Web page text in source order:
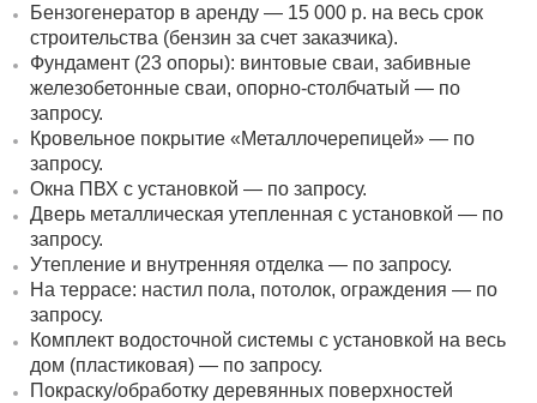
Бензогенератор в аренду — 15 000 р. на весь срок
строительства (бензин за счет заказчика).
Фундамент (23 опоры): винтовые сваи, забивные
железобетонные сваи, опорно-столбчатый — по
запросу.
Кровельное покрытие «Металлочерепицей» — по
запросу.
Окна ПВХ с установкой — по запросу.
Дверь металлическая утепленная с установкой — по
запросу.
Утепление и внутренняя отделка — по запросу.
На террасе: настил пола, потолок, ограждения — по
запросу.
Комплект водосточной системы с установкой на весь
дом (пластиковая) — по запросу.
Покраску/обработку деревянных поверхностей